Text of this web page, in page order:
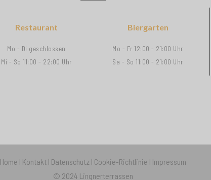
Restaurant
Mo - Di geschlossen
Mi - So 11:00 - 22:00 Uhr
Biergarten
Mo - Fr 12:00 - 21:00 Uhr
Sa - So 11:00 - 21:00 Uhr
Home | Kontakt | Datenschutz | Cookie-Richtlinie | Impressum
© 2024 Lingnerterrassen